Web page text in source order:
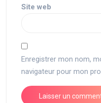
Site web
Enregistrer mon nom,
navigateur pour mon